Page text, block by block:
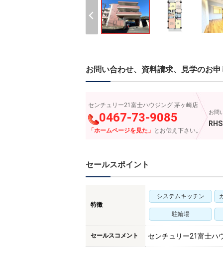
お問い合わせ、資料請求、見学のお
センチュリー21富士ハウジング 茅ヶ崎店
0467-73-9085
「ホームページを見た」 とお伝え下さい。
お問
セールスポイント
特徴
システムキッチン
駐輪場
セールスコメント センチュリー21富士ハ